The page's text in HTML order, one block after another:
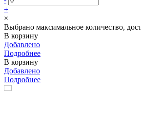
+
×
Выбрано максимальное количество,
В корзину
Добавлено
Подробнее
В корзину
Добавлено
Подробнее